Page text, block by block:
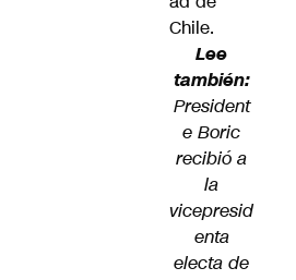
Chile.
Lee
también:
President
e Boric
recibió a
la
vicepresid
enta
electa de